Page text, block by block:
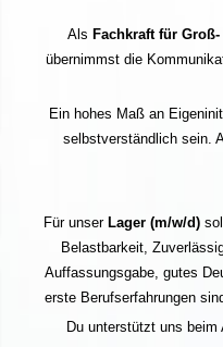
Als Fachkraft für
übernimmst die
Ein hohes Maß an
selbstverständlich sein.
Für unser Lager (m/w/d)
Belastbarkeit,
Auffassungsgabe, gutes
erste Berufserfahrungen
Du unterstützt uns beim